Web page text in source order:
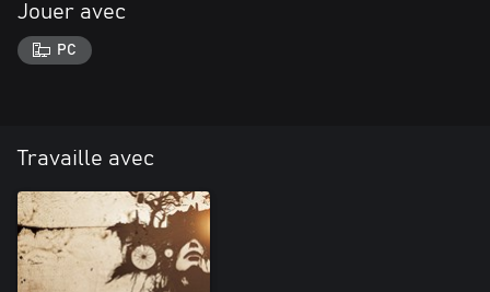
Jouer avec
PC
Travaille avec